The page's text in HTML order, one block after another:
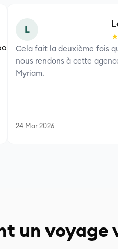
L
Cela fait la deuxième fois
nous rendons à cette
Myriam.
24 Mar 2026
un voyage